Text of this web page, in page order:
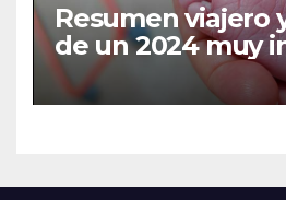
Resumen viajero
de un 2024 muy